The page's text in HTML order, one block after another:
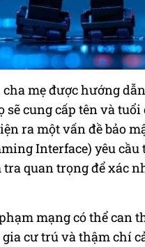
mẹ được hướng
sẽ cung cấp tên và
ra một vấn đề bảo
Interface) yêu
quan trọng để xác
mạng có thể can
cư trú và thậm chí